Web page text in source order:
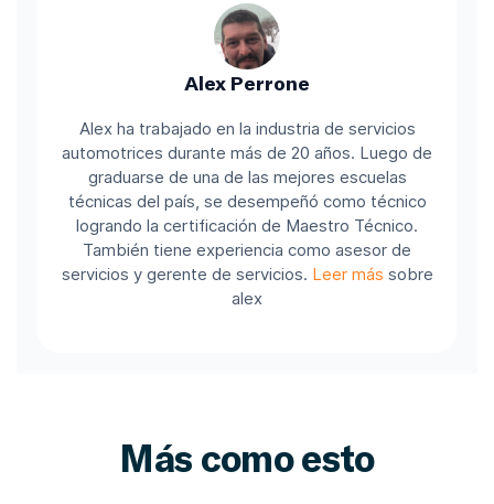
Alex Perrone
Alex ha trabajado en la industria de servicios
automotrices durante más de 20 años. Luego de
graduarse de una de las mejores escuelas
técnicas del país, se desempeñó como técnico
logrando la certificación de Maestro Técnico.
También tiene experiencia como asesor de
servicios y gerente de servicios. Leer más sobre
alex
Más como esto